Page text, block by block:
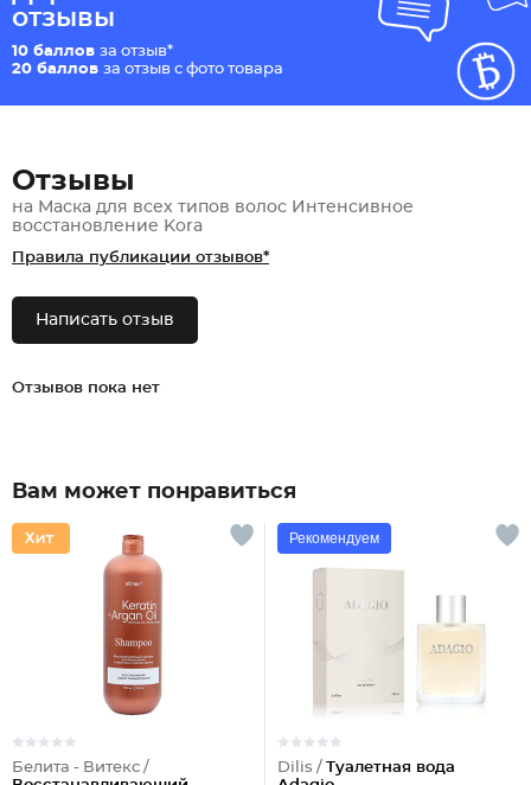
отзывы
10 баллов за отзыв*
20 баллов за отзыв с фото товара
Отзывы
на Маска для всех типов волос Интенсивное
восстановление Kora
Правила публикации отзывов*
Написать отзыв
Отзывов пока нет
Вам может понравиться
Белита - Витекс /
Рекомендуем
Dilis / Туалетная вода